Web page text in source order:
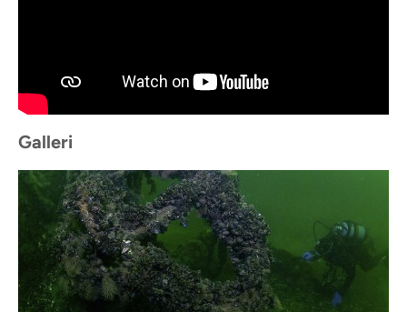
Galleri